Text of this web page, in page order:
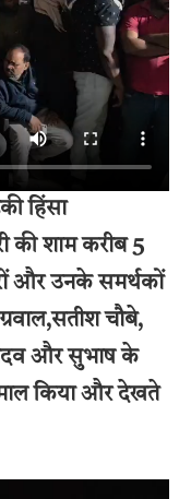
हिंसा
की शाम करीब 5
और उनके समर्थकों
चौबे,
और सुभाष के
किया और देखते